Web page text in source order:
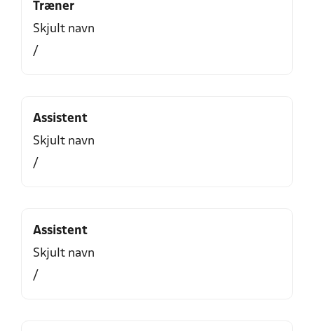
Træner
Skjult navn
/
Assistent
Skjult navn
/
Assistent
Skjult navn
/